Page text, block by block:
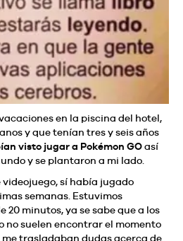
en la piscina del hotel,
y que tenían tres y seis años
visto jugar a Pokémon GOasí
y se plantaron a mi lado.
videojuego, sí había jugado
semanas. Estuvimos
20 minutos, ya se sabe que a los
no suelen encontrar el momento
me trasladaban dudas acerca de